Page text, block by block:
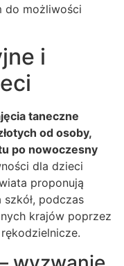
do możliwości
i
taneczne
od osoby,
po nowoczesny
dla dzieci
proponują
podczas
krajów poprzez